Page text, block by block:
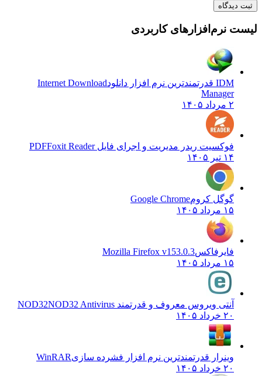
ثبت دیدگاه
لیست نرم‌افزارهای کاربردی
IDM قدرتمندترین نرم افزار دانلود
Internet Download
Manager
۲ مرداد ۱۴۰۵
فوکسیت ریدر مدیریت و اجرای فایل PDFFoxit Reader
۱۴ تیر ۱۴۰۵
گوگل کرومGoogle Chrome
۱۵ مرداد ۱۴۰۵
فایرفاکسMozilla Firefox v153.0.3
۱۵ مرداد ۱۴۰۵
آنتی ویروس معروف و قدرتمند NOD32 NOD32 Antivirus
۲۰ خرداد ۱۴۰۵
وینرار قدرتمندترین نرم افزار فشرده سازیWinRAR
۲۰ خرداد ۱۴۰۵